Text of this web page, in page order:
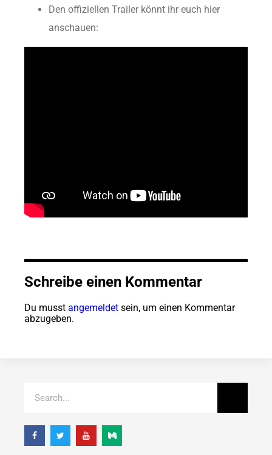
Den offiziellen Trailer könnt ihr euch hier
anschauen:
Schreibe einen Kommentar
Du musst angemeldet sein, um einen Kommentar
abzugeben.